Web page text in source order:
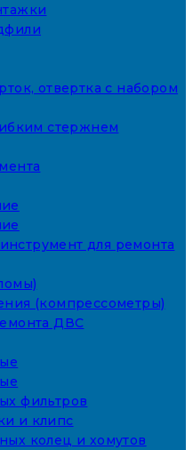
отвертка с набором
стержнем
для ремонта
(компрессометры)
ДВС
фильтров
и клипс
колец и хомутов